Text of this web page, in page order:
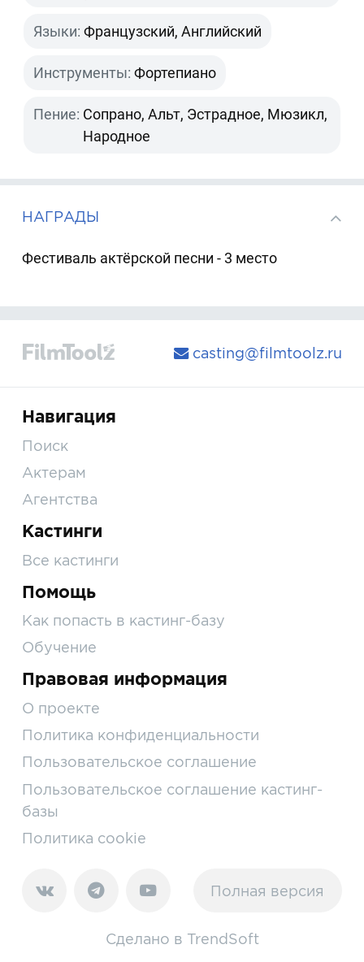
Языки: Французский, Английский
Инструменты: Фортепиано
Пение: Сопрано, Альт, Эстрадное, Мюзикл,
Народное
НАГРАДЫ
Фестиваль актёрской песни - 3 место
casting@filmtoolz.ru
Навигация
Поиск
Актерам
Агентства
Кастинги
Все кастинги
Помощь
Как попасть в кастинг-базу
Обучение
Правовая информация
О проекте
Политика конфиденциальности
Пользовательское соглашение
Пользовательское соглашение кастинг-
базы
Политика cookie
Полная версия
Сделано в TrendSoft